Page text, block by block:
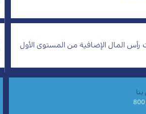
رأس المال الإضافية من المستوى الأول